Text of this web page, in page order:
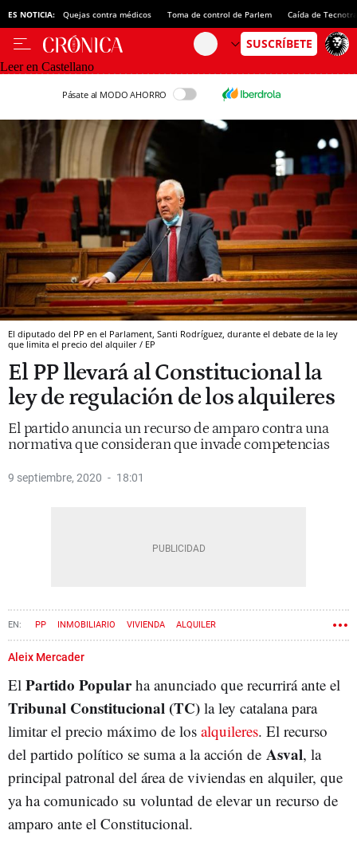
ES NOTICIA: Quejas contra médicos Toma de control de Parlem Caída de
Leer en Castellano
Pásate al MODO AHORRO
El diputado del PP en el Parlament, Santi Rodríguez, durante el debate de la ley
que limita el precio del alquiler / EP
El PP llevará al Constitucional la
ley de regulación de los alquileres
El partido anuncia un recurso de amparo contra una
normativa que consideran que invade competencias
9 septiembre, 2020 18:01
PP INMOBILIARIO VIVIENDA ALQUILER
TRIBUNAL CONSTITUCIONAL
Aleix Mercader
El Partido Popularha anunciado que recurrirá ante el
Tribunal Constitucional (TC) la ley catalana para
limitar el precio máximo de los alquileres. El recurso
del partido político se suma a la acción de Asval, la
principal patronal del área de viviendas en alquiler, que
ya ha comunicado su voluntad de elevar un recurso de
amparo ante el Constitucional.